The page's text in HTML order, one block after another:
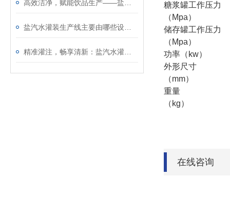
糖浆罐工作压力
（Mpa）
储存罐工作压力
（Mpa）
功率（kw）
外形尺寸
（mm）
重量
（kg）
在线咨询